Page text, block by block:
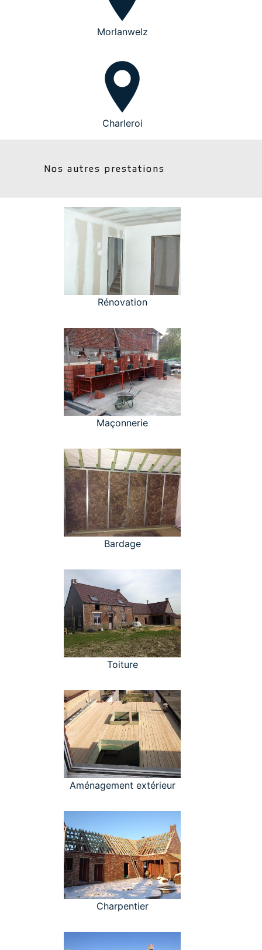
Morlanwelz
Charleroi
Nos autres prestations
Rénovation
Maçonnerie
Bardage
Toiture
Aménagement extérieur
Charpentier